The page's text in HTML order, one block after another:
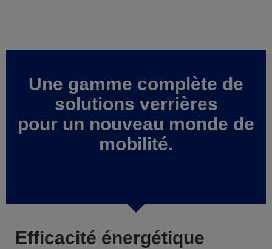
Une gamme complète de
solutions verrières
pour un nouveau monde de
mobilité.
Efficacité énergétique